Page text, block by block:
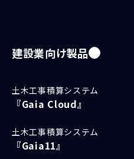
建設業向け製品
土木工事積算システム
『Gaia Cloud』
土木工事積算システム
『Gaia11』